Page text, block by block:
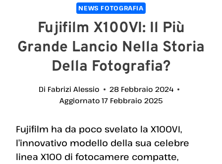
NEWS FOTOGRAFIA
Fujifilm X100VI: Il Più
Grande Lancio Nella Storia
Della Fotografia?
Di Fabrizi Alessio
28 Febbraio 2024
Aggiornato 17 Febbraio 2025
Fujifilm ha da poco svelato la X100VI,
l’innovativo modello della sua celebre
linea X100 di fotocamere compatte,